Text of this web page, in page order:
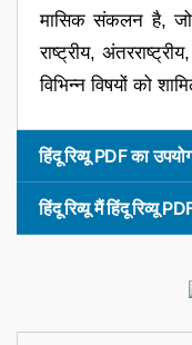
मासिक संकलन है, जो
राष्ट्रीय,
विभिन्न विषयों को
हिंदू रिव्यू PDF का
हिंदू रिव्यू मैं हिंदू रिव्यू